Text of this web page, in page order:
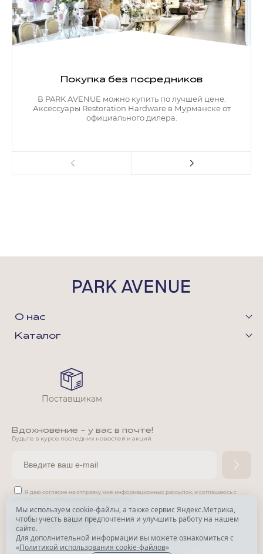
Покупка без посредников
В PARK AVENUE можно купить по лучшей цене.
Аксессуары Restoration Hardware в Мурманске от
официального дилера.
О нас
Каталог
Вдохновение - у вас в почте!
Будьте в курсе последних новостей и акций
Я даю согласие на отправку мне информационных рассылок, и соглашаюсь с
*
Признана экстремистской организацией и запрещена в РФ.
Поставщикам
Мы используем cookie-файлы, а также сервис Яндекс.Метрика,
чтобы учесть ваши предпочтения и улучшить работу на нашем
сайте.
Для дополнительной информации вы можете ознакомиться с
«Политикой использования cookie-файлов»